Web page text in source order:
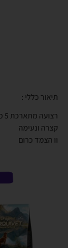
תיאור כללי :
קצרה ונעימה
וו הצמד כרום